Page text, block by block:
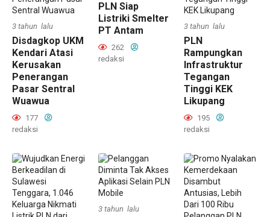
3 tahun lalu
Disdagkop UKM
Kendari Atasi
Kerusakan
Penerangan
Pasar Sentral
Wuawua
177
redaksi
PLN Siap
Listriki Smelter
PT Antam
262
redaksi
3 tahun lalu
PLN
Rampungkan
Infrastruktur
Tegangan
Tinggi KEK
Likupang
195
redaksi
3 tahun lalu